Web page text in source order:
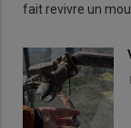
fait revivre un